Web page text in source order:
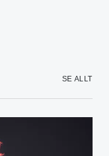
SE ALLT